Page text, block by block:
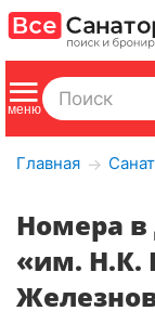
Главная →
Номера в
«им. Н.К.